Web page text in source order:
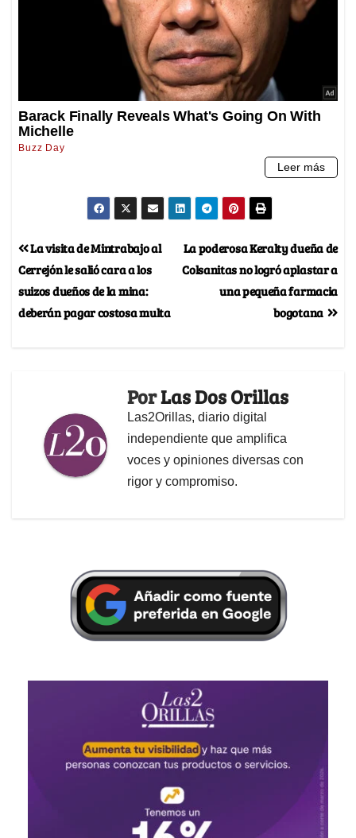
La poderosa Keralty dueña de
Colsanitas no logró aplastar a
una pequeña farmacia
bogotana
La visita de Mintrabajo al
Cerrejón le salió cara a los
suizos dueños de la mina:
deberán pagar costosa multa
PorLas Dos Orillas
Las2Orillas, diario digital
independiente que amplifica
voces y opiniones diversas con
rigor y compromiso.